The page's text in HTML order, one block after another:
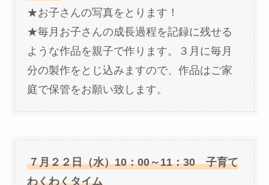
★お子さんの写真をとります！
★毎月お子さんの成長過程を記録に残せる
ような作品を親子で作ります。３月に毎月
分の製作をとじ込みますので、作品はご家
庭で保管をお願い致します。
７月２２日（水）10：00～11：30 子育て
わくわくタイム